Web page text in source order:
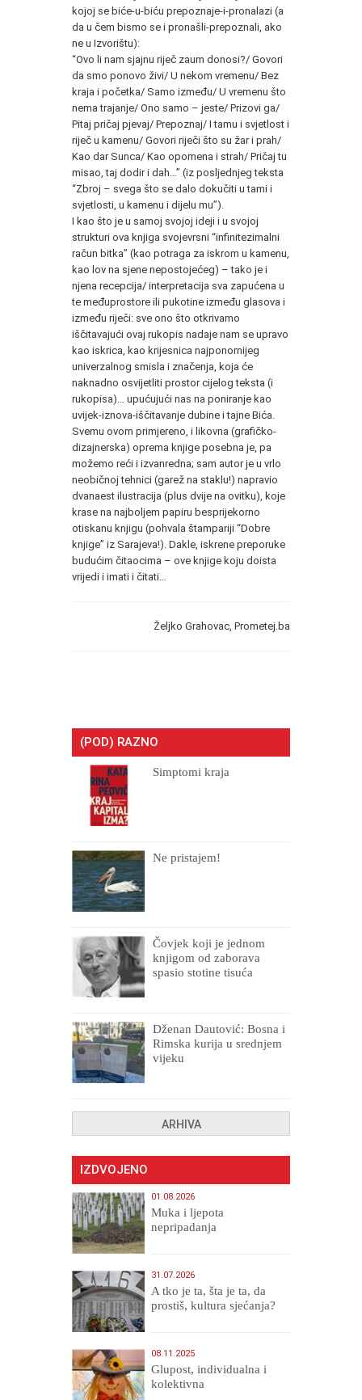
kojoj se biće-u-biću prepoznaje-i-pronalazi (a
da u čem bismo se i pronašli-prepoznali, ako
ne u Izvorištu):
“Ovo li nam sjajnu riječ zaum donosi?/ Govori
da smo ponovo živi/ U nekom vremenu/ Bez
kraja i početka/ Samo između/ U vremenu što
nema trajanje/ Ono samo – jeste/ Prizovi ga/
Pitaj pričaj pjevaj/ Prepoznaj/ I tamu i svjetlost i
riječ u kamenu/ Govori riječi što su žar i prah/
Kao dar Sunca/ Kao opomena i strah/ Pričaj tu
misao, taj dodir i dah…” (iz posljednjeg teksta
“Zbroj – svega što se dalo dokučiti u tami i
svjetlosti, u kamenu i dijelu mu”).
I kao što je u samoj svojoj ideji i u svojoj
strukturi ova knjiga svojevrsni “infinitezimalni
račun bitka” (kao potraga za iskrom u kamenu,
kao lov na sjene nepostojećeg) – tako je i
njena recepcija/ interpretacija sva zapućena u
te međuprostore ili pukotine između glasova i
između riječi: sve ono što otkrivamo
iščitavajući ovaj rukopis nadaje nam se upravo
kao iskrica, kao krijesnica najponornijeg
univerzalnog smisla i značenja, koja će
naknadno osvijetliti prostor cijelog teksta (i
rukopisa)… upućujući nas na poniranje kao
uvijek-iznova-iščitavanje dubine i tajne Bića.
Svemu ovom primjereno, i likovna (grafičko-
dizajnerska) oprema knjige posebna je, pa
možemo reći i izvanredna; sam autor je u vrlo
neobičnoj tehnici (garež na staklu!) napravio
dvanaest ilustracija (plus dvije na ovitku), koje
krase na najboljem papiru besprijekorno
otiskanu knjigu (pohvala štampariji “Dobre
knjige” iz Sarajeva!). Dakle, iskrene preporuke
budućim čitaocima – ove knjige koju doista
vrijedi i imati i čitati…
Željko Grahovac, Prometej.ba
(POD) RAZNO
Simptomi kraja
Ne pristajem!
Čovjek koji je jednom
knjigom od zaborava
spasio stotine tisuća
Dženan Dautović: Bosna i
Rimska kurija u srednjem
vijeku
ARHIVA
IZDVOJENO
01.08.2026
Muka i ljepota
nepripadanja
31.07.2026
A tko je ta, šta je ta, da
prostiš, kultura sjećanja?
08.11.2025
Glupost, individualna i
kolektivna